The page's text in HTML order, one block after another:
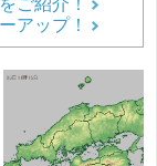
ご紹介！
アップ！